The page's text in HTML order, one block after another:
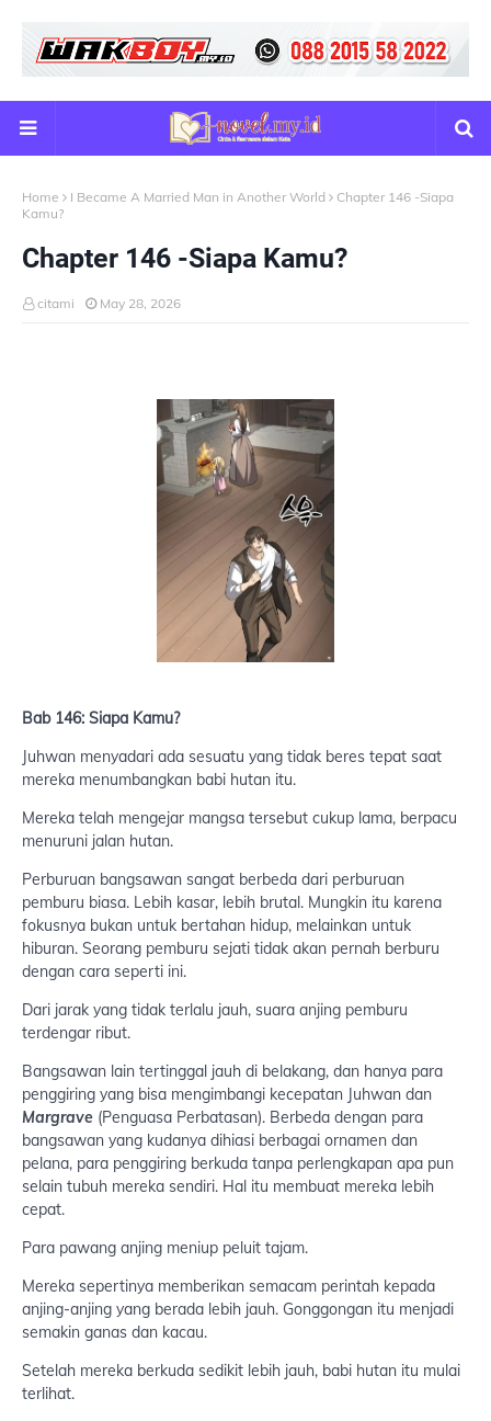
Home I Became A Married Man in Another World
Chapter 146 -Siapa
Kamu?
Chapter 146 -Siapa Kamu?
citami May 28, 2026
Bab 146: Siapa Kamu?
Juhwan menyadari ada sesuatu yang tidak beres tepat saat
mereka menumbangkan babi hutan itu.
Mereka telah mengejar mangsa tersebut cukup lama, berpacu
menuruni jalan hutan.
Perburuan bangsawan sangat berbeda dari perburuan
pemburu biasa. Lebih kasar, lebih brutal. Mungkin itu karena
fokusnya bukan untuk bertahan hidup, melainkan untuk
hiburan. Seorang pemburu sejati tidak akan pernah berburu
dengan cara seperti ini.
Dari jarak yang tidak terlalu jauh, suara anjing pemburu
terdengar ribut.
Bangsawan lain tertinggal jauh di belakang, dan hanya para
penggiring yang bisa mengimbangi kecepatan Juhwan dan
Margrave (Penguasa Perbatasan). Berbeda dengan para
bangsawan yang kudanya dihiasi berbagai ornamen dan
pelana, para penggiring berkuda tanpa perlengkapan apa pun
selain tubuh mereka sendiri. Hal itu membuat mereka lebih
cepat.
Para pawang anjing meniup peluit tajam.
Mereka sepertinya memberikan semacam perintah kepada
anjing-anjing yang berada lebih jauh. Gonggongan itu menjadi
semakin ganas dan kacau.
Setelah mereka berkuda sedikit lebih jauh, babi hutan itu mulai
terlihat.